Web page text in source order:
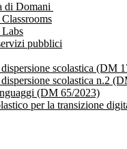
di Domani
pubblici
scolastica (DM
scolastica n.2
(DM 65/2023)
per la transizione